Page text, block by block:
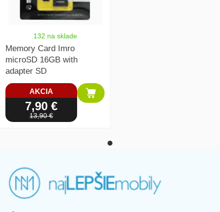
132 na sklade
Memory Card Imro
microSD 16GB with
adapter SD
AKCIA
7,90 €
13,90 €